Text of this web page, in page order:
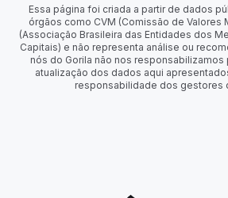
Essa página foi criada a partir de dados
órgãos como CVM (Comissão de Valores
(Associação Brasileira das Entidades dos
Capitais) e não representa análise ou
nós do Gorila não nos
atualização dos dados aqui
responsabilidade dos gestores